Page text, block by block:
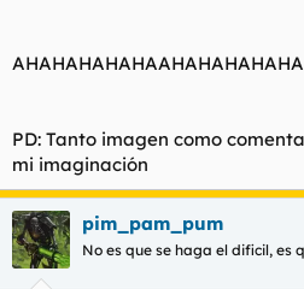
PD: Tanto imagen como
mi imaginación
pim_pam_pum
No es que se haga el dificil, es